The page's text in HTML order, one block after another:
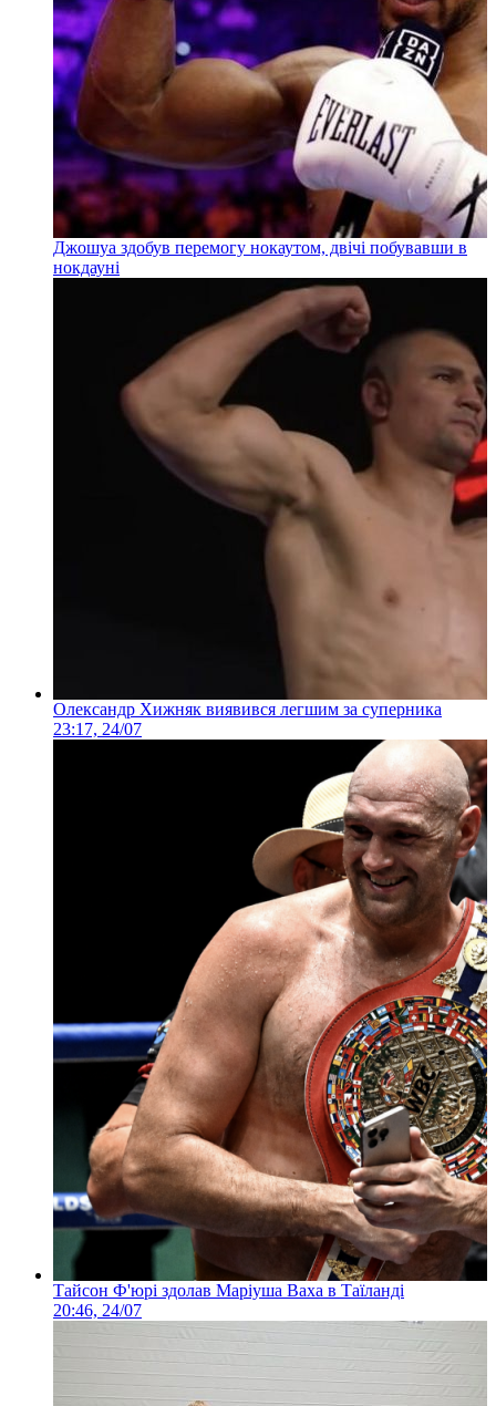
Джошуа здобув перемогу нокаутом, двічі побувавши в
нокдауні
Олександр Хижняк виявився легшим за суперника
23:17, 24/07
Тайсон Ф'юрі здолав Маріуша Ваха в Таїланді
20:46, 24/07